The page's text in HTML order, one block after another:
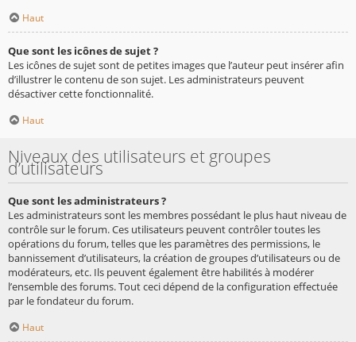
Haut
Que sont les icônes de sujet ?
Les icônes de sujet sont de petites images que l’auteur peut insérer afin
d’illustrer le contenu de son sujet. Les administrateurs peuvent
désactiver cette fonctionnalité.
Haut
Niveaux des utilisateurs et groupes
d’utilisateurs
Que sont les administrateurs ?
Les administrateurs sont les membres possédant le plus haut niveau de
contrôle sur le forum. Ces utilisateurs peuvent contrôler toutes les
opérations du forum, telles que les paramètres des permissions, le
bannissement d’utilisateurs, la création de groupes d’utilisateurs ou de
modérateurs, etc. Ils peuvent également être habilités à modérer
l’ensemble des forums. Tout ceci dépend de la configuration effectuée
par le fondateur du forum.
Haut